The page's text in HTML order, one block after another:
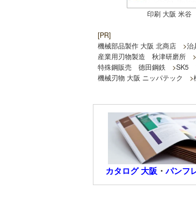
印刷 大阪 米谷
[PR]
機械部品製作 大阪 北商店 >治
産業用刃物製造 秋津研磨所 >
特殊鋼販売 德田鋼鉄 >SK5
機械刃物 大阪 ニッパテック >
カタログ 大阪 ・パンフ